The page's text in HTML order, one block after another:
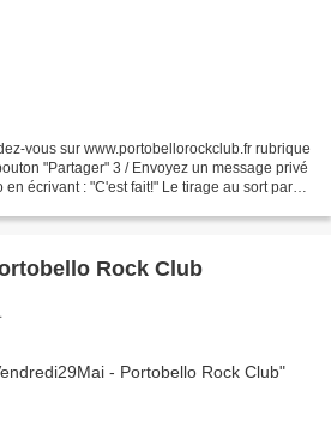
vous sur www.portobellorockclub.fr rubrique
"Partager" 3 / Envoyez un message privé
écrivant : "C'est fait!" Le tirage au sort parmi
Rock Club